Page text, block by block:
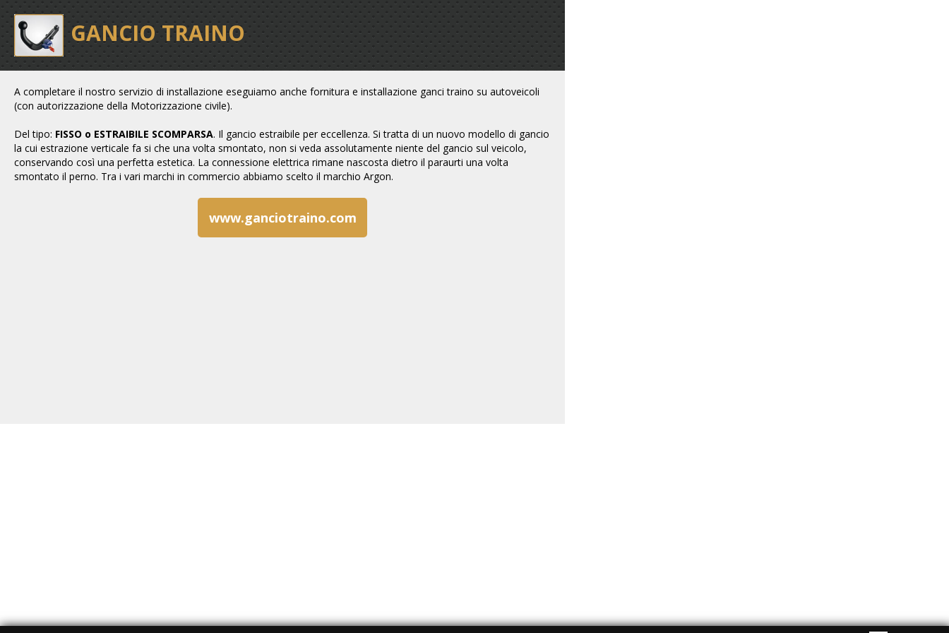
GANCIO TRAINO
A completare il nostro servizio di installazione eseguiamo anche fornitura e installazione ganci traino su autoveicoli
(con autorizzazione della Motorizzazione civile).
Del tipo: FISSO o ESTRAIBILE SCOMPARSA. Il gancio estraibile per eccellenza. Si tratta di un nuovo modello di gancio
la cui estrazione verticale fa si che una volta smontato, non si veda assolutamente niente del gancio sul veicolo,
conservando così una perfetta estetica. La connessione elettrica rimane nascosta dietro il paraurti una volta
smontato il perno. Tra i vari marchi in commercio abbiamo scelto il marchio Argon.
www.ganciotraino.com